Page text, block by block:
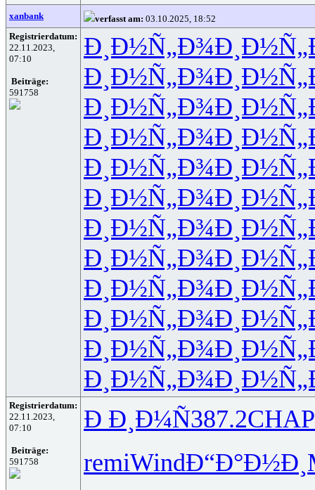
xanbank verfasst am: 03.10.2025, 18:52
Registrierdatum:
22.11.2023,
07:10
Beiträge:
591758
Ð¸Ð½Ñ„Ð¾
Ð¸Ð½Ñ„Ð¾
Ð¸Ð½Ñ„Ð¾
Ð¸Ð½Ñ„Ð¾
Ð¸Ð½Ñ„Ð¾
Ð¸Ð½Ñ„Ð¾
Ð¸Ð½Ñ„Ð¾
Ð¸Ð½Ñ„Ð¾
Ð¸Ð½Ñ„Ð¾
Ð¸Ð½Ñ„Ð¾
Ð¸Ð½Ñ„Ð¾
Ð¸Ð½Ñ„Ð¾
Registrierdatum:
22.11.2023,
07:10
Beiträge:
591758
Ð Ð¸Ð¼Ñ387.2CHAP
remiWindÐ“Ð°Ð½Ð¸